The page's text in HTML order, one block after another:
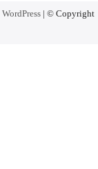
WordPress| © Copyright